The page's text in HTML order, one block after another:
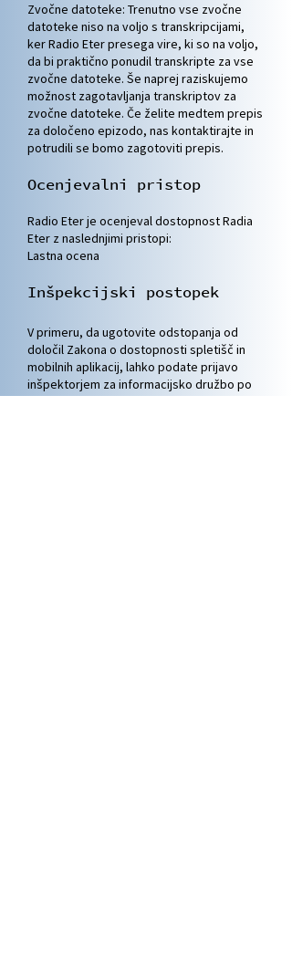
Zvočne datoteke: Trenutno vse zvočne
datoteke niso na voljo s transkripcijami,
ker Radio Eter presega vire, ki so na voljo,
da bi praktično ponudil transkripte za vse
zvočne datoteke. Še naprej raziskujemo
možnost zagotavljanja transkriptov za
zvočne datoteke. Če želite medtem prepis
za določeno epizodo, nas kontaktirajte in
potrudili se bomo zagotoviti prepis.
Ocenjevalni pristop
Radio Eter je ocenjeval dostopnost Radia
Eter z naslednjimi pristopi:
Lastna ocena
Inšpekcijski postopek
V primeru, da ugotovite odstopanja od
določil Zakona o dostopnosti spletišč in
mobilnih aplikacij, lahko podate prijavo
inšpektorjem za informacijsko družbo po
navadni ali elektronski pošti na naslov: